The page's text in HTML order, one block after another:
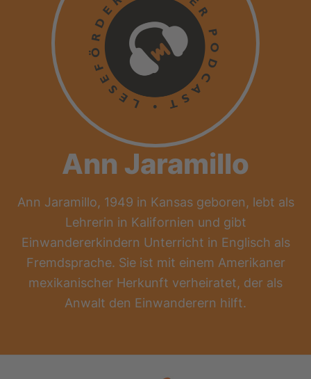
Ann Jaramillo
Ann Jaramillo, 1949 in Kansas geboren, lebt als
Lehrerin in Kalifornien und gibt
Einwandererkindern Unterricht in Englisch als
Fremdsprache. Sie ist mit einem Amerikaner
mexikanischer Herkunft verheiratet, der als
Anwalt den Einwanderern hilft.